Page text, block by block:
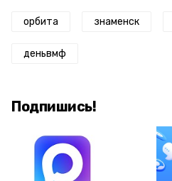
орбита знаменск
деньвмф
Подпишись!